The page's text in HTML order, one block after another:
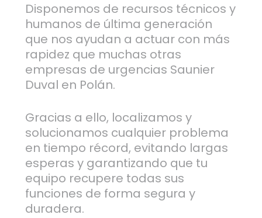
Disponemos de recursos técnicos y
humanos de última generación
que nos ayudan a actuar con más
rapidez que muchas otras
empresas de urgencias Saunier
Duval en Polán.
Gracias a ello, localizamos y
solucionamos cualquier problema
en tiempo récord, evitando largas
esperas y garantizando que tu
equipo recupere todas sus
funciones de forma segura y
duradera.